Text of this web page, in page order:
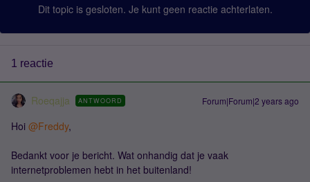
Dit topic is gesloten. Je kunt geen reactie achterlaten.
1 reactie
Roeqajja ANTWOORD Forum|Forum|2 years ago
Hoi @Freddy,
Bedankt voor je bericht. Wat onhandig dat je vaak
internetproblemen hebt in het buitenland!